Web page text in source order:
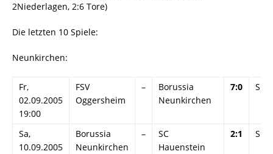
2Niederlagen, 2:6 Tore)
Die letzten 10 Spiele:
Neunkirchen:
Fr,
02.09.2005
19:00
FSV
Oggersheim
–
Borussia
Neunkirchen
7:0
Sa,
10.09.2005
Borussia
Neunkirchen
–
SC
Hauenstein
2:1